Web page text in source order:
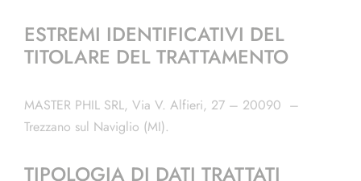
ESTREMI IDENTIFICATIVI DEL
TITOLARE DEL TRATTAMENTO
MASTER PHIL SRL, Via V. Alfieri, 27 – 20090 –
Trezzano sul Naviglio (MI).
TIPOLOGIA DI DATI TRATTATI